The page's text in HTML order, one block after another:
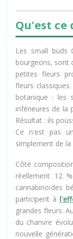
Qu'est ce
Les small buds
bourgeons, sont
petites fleurs
fleurs
botanique : les
inférieures de la
Résultat : ils
Ce n'est pas
Côté
réellement 12
cannabinoïdes
participent à
grandes fleurs.
du chanvre